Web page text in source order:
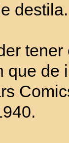
destila.
tener
que de